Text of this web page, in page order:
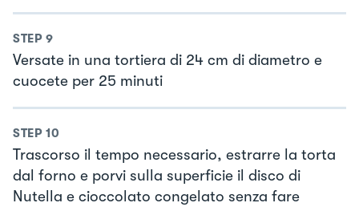
STEP 9
Versate in una tortiera di 24 cm di diametro e
cuocete per 25 minuti
STEP 10
Trascorso il tempo necessario, estrarre la torta
dal forno e porvi sulla superficie il disco di
Nutella e cioccolato congelato senza fare